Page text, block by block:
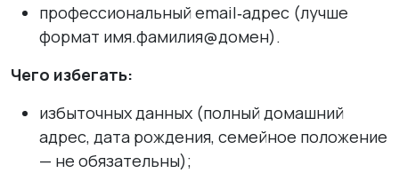
профессиональный email‑адрес (лучше
формат имя.фамилия@домен).
Чего избегать:
избыточных данных (полный домашний
адрес, дата рождения, семейное положение
— не обязательны);